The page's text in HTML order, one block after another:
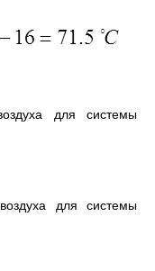
для системы
для системы